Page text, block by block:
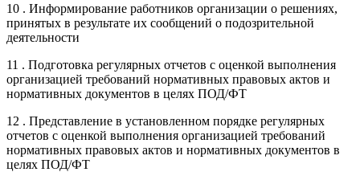
10 . Информирование работников организации о решениях,
принятых в результате их сообщений о подозрительной
деятельности
11 . Подготовка регулярных отчетов с оценкой выполнения
организацией требований нормативных правовых актов и
нормативных документов в целях ПОД/ФТ
12 . Представление в установленном порядке регулярных
отчетов с оценкой выполнения организацией требований
нормативных правовых актов и нормативных документов в
целях ПОД/ФТ